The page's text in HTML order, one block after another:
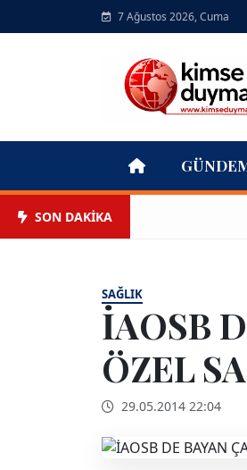
7 Ağustos 2026, Cuma
SON DAKİKA
SAĞLIK
İAOSB
ÖZEL
29.05.2014 22:04